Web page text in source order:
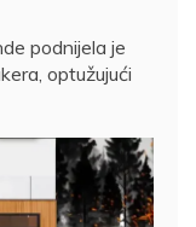
podnijela je
optužujući